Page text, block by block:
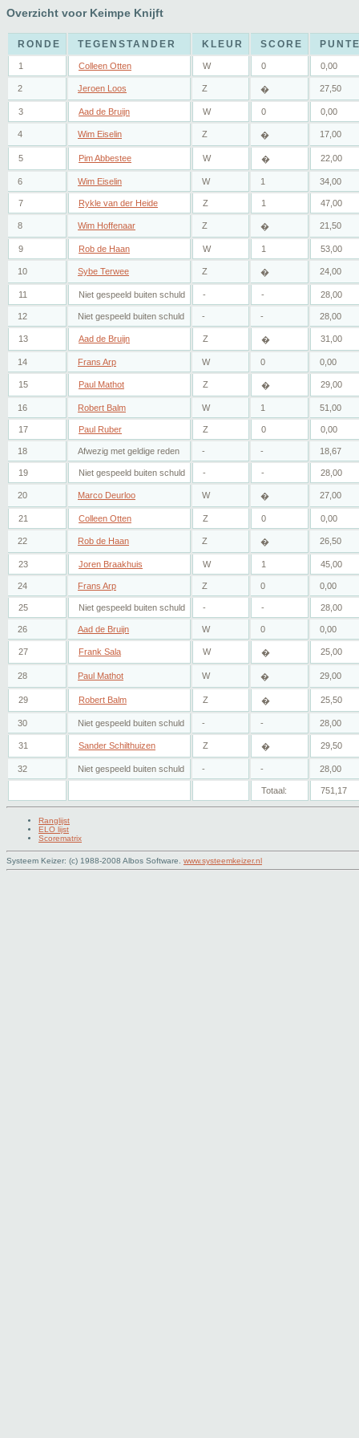
Overzicht voor Keimpe Knijft
RONDE TEGENSTANDER KLEUR SCORE
1 Colleen Otten W 0 0,00
2 Jeroen Loos Z � 27,50
3 Aad de Bruijn W 0 0,00
4 Wim Eiselin Z � 17,00
5 Pim Abbestee W � 22,00
6 Wim Eiselin W 1 34,00
7 Rykle van der Heide Z 1 47,00
8 Wim Hoffenaar Z � 21,50
9 Rob de Haan W 1 53,00
10 Sybe Terwee Z � 24,00
11 Niet gespeeld buiten schuld - - 28,00
12 Niet gespeeld buiten schuld - - 28,00
13 Aad de Bruijn Z � 31,00
14 Frans Arp W 0 0,00
15 Paul Mathot Z � 29,00
16 Robert Balm W 1 51,00
17 Paul Ruber Z 0 0,00
18 Afwezig met geldige reden - - 18,67
19 Niet gespeeld buiten schuld - - 28,00
20 Marco Deurloo W � 27,00
21 Colleen Otten Z 0 0,00
22 Rob de Haan Z � 26,50
23 Joren Braakhuis W 1 45,00
24 Frans Arp Z 0 0,00
25 Niet gespeeld buiten schuld - - 28,00
26 Aad de Bruijn W 0 0,00
27 Frank Sala W � 25,00
28 Paul Mathot W � 29,00
29 Robert Balm Z � 25,50
30 Niet gespeeld buiten schuld - - 28,00
31 Sander Schilthuizen Z � 29,50
32 Niet gespeeld buiten schuld - - 28,00
Totaal: 751,17
Ranglijst
ELO lijst
Scorematrix
Systeem Keizer: (c) 1988-2008 Albos Software. www.systeemkeizer.nl